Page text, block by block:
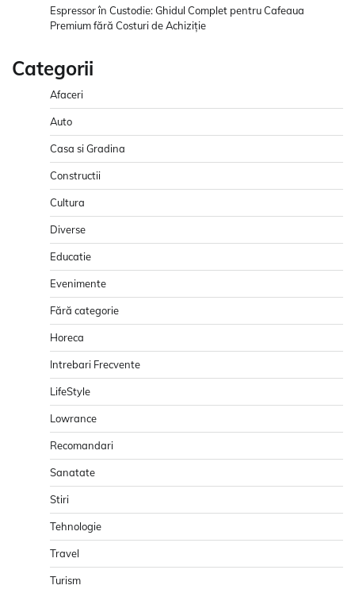
Espressor în Custodie: Ghidul Complet pentru Cafeaua
Premium fără Costuri de Achiziție
Categorii
Afaceri
Auto
Casa si Gradina
Constructii
Cultura
Diverse
Educatie
Evenimente
Fără categorie
Horeca
Intrebari Frecvente
LifeStyle
Lowrance
Recomandari
Sanatate
Stiri
Tehnologie
Travel
Turism